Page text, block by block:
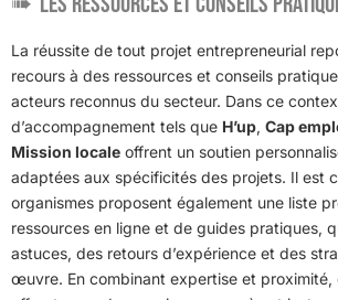
La réussite de tout projet entrepreneurial
recours à des ressources et conseils
acteurs reconnus du secteur. Dans ce
d’accompagnement tels que H’up, Cap
Mission locale offrent un soutien
adaptées aux spécificités des projets. Il est
organismes proposent également une liste
ressources en ligne et de guides pratiques,
astuces, des retours d’expérience et des
œuvre. En combinant expertise et proximité,